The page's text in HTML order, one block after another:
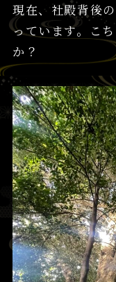
現在、社殿背後
っています。こ
か？